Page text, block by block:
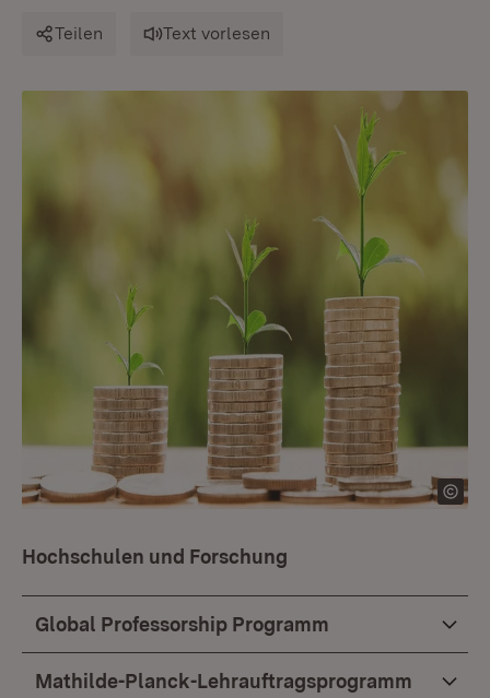
Teilen Text vorlesen
Hochschulen und Forschung
Global Professorship Programm
Mathilde-Planck-Lehrauftragsprogramm